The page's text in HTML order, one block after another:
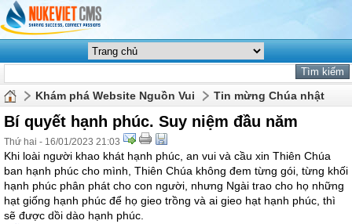
Khám phá Website Nguồn Vui Tin mừng Chúa nhật
Bí quyết hạnh phúc. Suy niệm đầu năm
Thứ hai - 16/01/2023 21:03
Khi loài người khao khát hạnh phúc, an vui và cầu xin Thiên Chúa
ban hạnh phúc cho mình, Thiên Chúa không đem từng gói, từng khối
hạnh phúc phân phát cho con người, nhưng Ngài trao cho họ những
hạt giống hạnh phúc để họ gieo trồng và ai gieo hạt hạnh phúc, thì
sẽ được dồi dào hạnh phúc.